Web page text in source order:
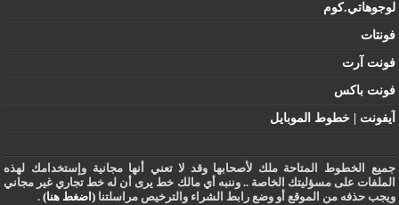
لوجوهاتي.كوم
فونتات
فونت آرت
فونت باكس
آيفونت | خطوط الموبايل
جميع الخطوط المتاحة ملك لأصحابها وقد لا تعني أنها مجانية وإستخدامك لهذه
الملفات على مسؤليتك الخاصة .. وننبه أي مالك خط يرى أن له خط تجاري غير مجاني
ويجب حذفه من الموقع أو وضع رابط الشراء والترخيص مراسلتنا(اضغط هنا) .